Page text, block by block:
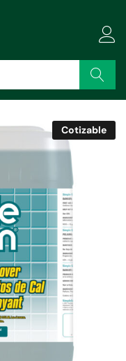
Buscar
Cotizable